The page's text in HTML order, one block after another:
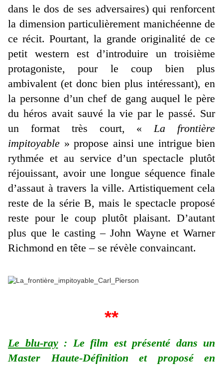
dans le dos de ses adversaires) qui renforcent
la dimension particulièrement manichéenne de
ce récit. Pourtant, la grande originalité de ce
petit western est d’introduire un troisième
protagoniste, pour le coup bien plus
ambivalent (et donc bien plus intéressant), en
la personne d’un chef de gang auquel le père
du héros avait sauvé la vie par le passé. Sur
un format très court, «La frontière
impitoyable » propose ainsi une intrigue bien
rythmée et au service d’un spectacle plutôt
réjouissant, avoir une longue séquence finale
d’assaut à travers la ville. Artistiquement cela
reste de la série B, mais le spectacle proposé
reste pour le coup plutôt plaisant. D’autant
plus que le casting – John Wayne et Warner
Richmond en tête – se révèle convaincant.
**
Le blu-ray: Le film est présenté dans un
Master Haute-Définition et proposé en